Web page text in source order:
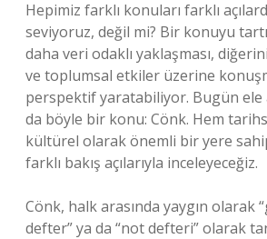
Hepimiz farklı konuları farklı
seviyoruz, değil mi? Bir konuyu
daha veri odaklı yaklaşması,
ve toplumsal etkiler üzerine
perspektif yaratabiliyor. Bugün ele
da böyle bir konu: Cönk. Hem
kültürel olarak önemli bir yere
farklı bakış açılarıyla inceleyeceğiz.
Cönk, halk arasında yaygın olarak
defter” ya da “not defteri” olarak